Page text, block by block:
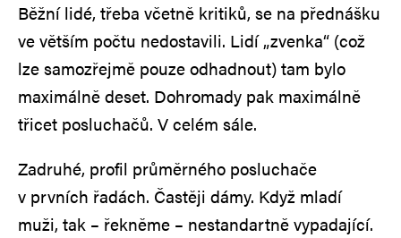
Běžní lidé, třeba včetně kritiků, se na přednášku
ve větším počtu nedostavili. Lidí „zvenka“ (což
lze samozřejmě pouze odhadnout) tam bylo
maximálně deset. Dohromady pak maximálně
třicet posluchačů. V celém sále.
Zadruhé, profil průměrného posluchače
v prvních řadách. Častěji dámy. Když mladí
muži, tak – řekněme – nestandartně vypadající.